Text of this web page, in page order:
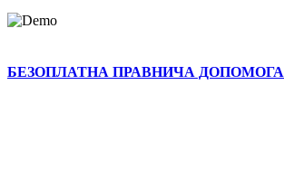
БЕЗОПЛАТНА ПРАВНИЧА ДОПОМОГА